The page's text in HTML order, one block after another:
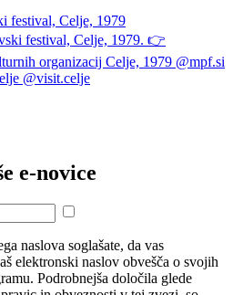
festival, Celje, 1979
e‑novice
naslova soglašate, da vas
elektronski naslov obvešča o svojih
Podrobnejša določila glede